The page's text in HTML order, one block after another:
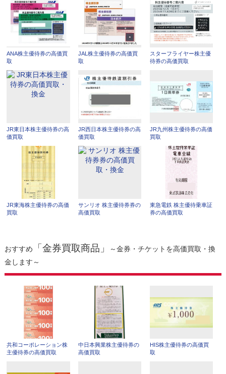
ANA株主優待券の高価買
取
JAL株主優待券の高価買
取
スターフライヤー株主優
待券の高価買取
JR東日本株主優待券の高
価買取
JR西日本株主優待券の高
価買取
JR九州株主優待券の高価
買取
JR東海株主優待券の高価
買取
サンリオ 株主優待券券の
高価買取
東急電鉄 株主優待乗車証
券の高価買取
おすすめ 「金券買取商品」
～金券・チケットを高価買取・換
金します～
共和コーポレーション株
主優待券の高価買取
中日本興業株主優待券の
高価買取
HIS株主優待券の高価買
取